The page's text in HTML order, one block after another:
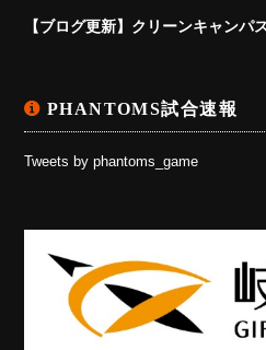
【ブログ更新】クリーンキャンパ
PHANTOMS試合速報
Tweets by phantoms_game